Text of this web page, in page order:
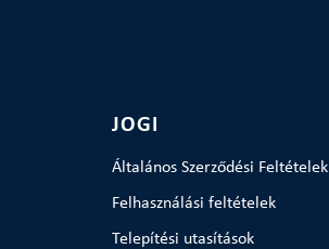
JOGI
Általános Szerződési Feltételek
Felhasználási feltételek
Telepítési utasítások